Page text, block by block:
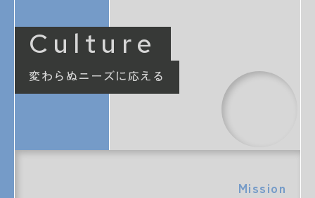
Culture
変わらぬニーズに応える
Mission